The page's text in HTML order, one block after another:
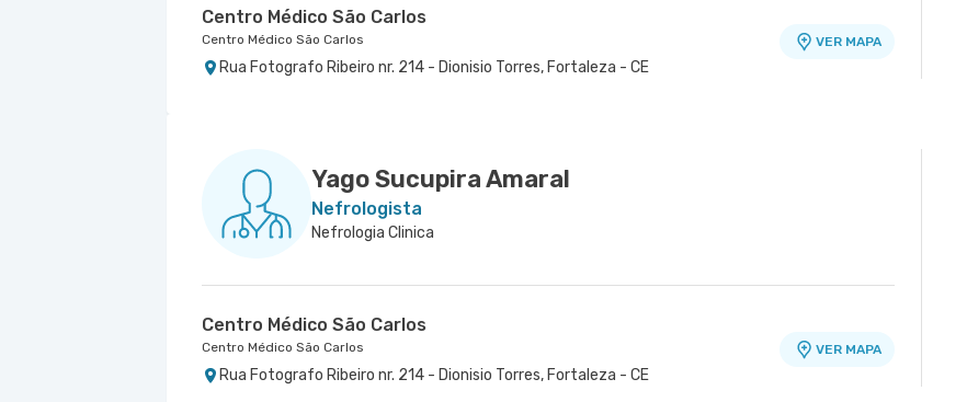
Centro Médico São Carlos
Centro Médico São Carlos
Rua Fotografo Ribeiro nr. 214 - Dionisio Torres, Fortaleza - CE
VER MAPA
Yago Sucupira Amaral
Nefrologista
Nefrologia Clinica
Centro Médico São Carlos
Centro Médico São Carlos
Rua Fotografo Ribeiro nr. 214 - Dionisio Torres, Fortaleza - CE
VER MAPA